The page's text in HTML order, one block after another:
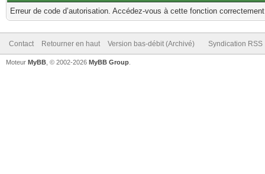
Erreur de code d’autorisation. Accédez-vous à cette fonction
Contact Retourner en haut Version bas-débit (Archivé) Syndication RSS
Moteur MyBB , © 2002-2026 MyBB Group